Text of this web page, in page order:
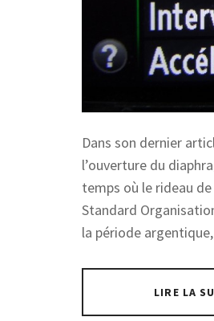
Dans son dernier
l’ouverture du
temps où le rideau
Standard
la période
LIRE LA